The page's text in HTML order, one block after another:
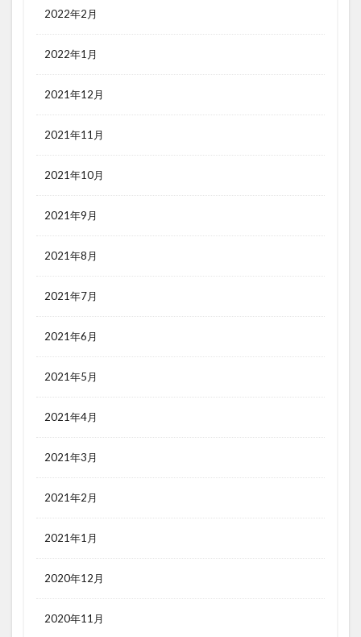
2022年2月
2022年1月
2021年12月
2021年11月
2021年10月
2021年9月
2021年8月
2021年7月
2021年6月
2021年5月
2021年4月
2021年3月
2021年2月
2021年1月
2020年12月
2020年11月